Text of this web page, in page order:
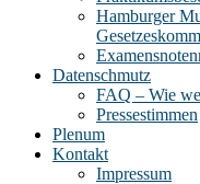
Hamburger
Datenschmutz
FAQ – Wie
Pressestimmen
Plenum
Kontakt
Impressum